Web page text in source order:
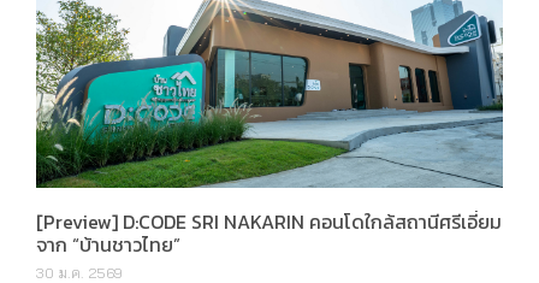
[Preview] D:CODE SRI NAKARIN คอนโดใกล้สถานีศรีเอี่ยม
จาก “บ้านชาวไทย”
30 ม.ค. 2569